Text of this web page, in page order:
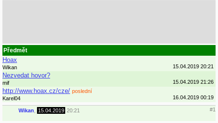
Předmět
Hoax
Wikan 15.04.2019 20:21
Nezvedat hovor?
mif 15.04.2019 21:26
http://www.hoax.cz/cze/ poslední
Karel04
16.04.2019 00:19
Wikan 15.04.2019 20:21 #1